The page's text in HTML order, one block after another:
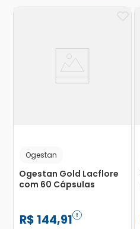
Ogestan
Ogestan Gold Lacflore
com 60 Cápsulas
R$ 144,91